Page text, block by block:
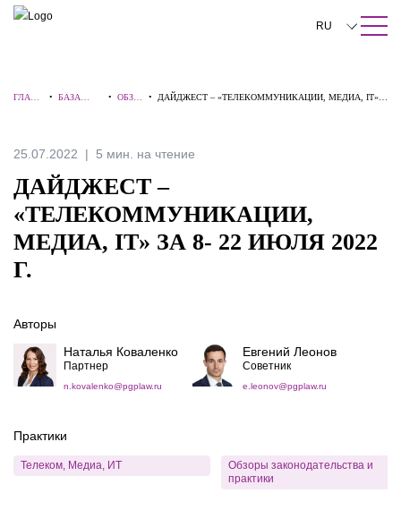
ПОИСК ПО САЙТУ Закрыть
RU
中文
Español
ГЛАВН
•БАЗА
• ОБЗО
•
ДАЙДЖЕСТ – «ТЕЛЕКОММУНИКАЦИИ, МЕДИА, IT»
25.07.2022 5 мин. на чтение
ДАЙДЖЕСТ –
«ТЕЛЕКОММУНИКАЦИИ,
МЕДИА, IT» ЗА 8- 22 ИЮЛЯ 2022
Г.
Авторы
Наталья Коваленко
Партнер
n.kovalenko@pgplaw.ru
Евгений Леонов
Советник
e.leonov@pgplaw.ru
Практики
Телеком, Медиа, ИТ
Обзоры законодательства и
практики